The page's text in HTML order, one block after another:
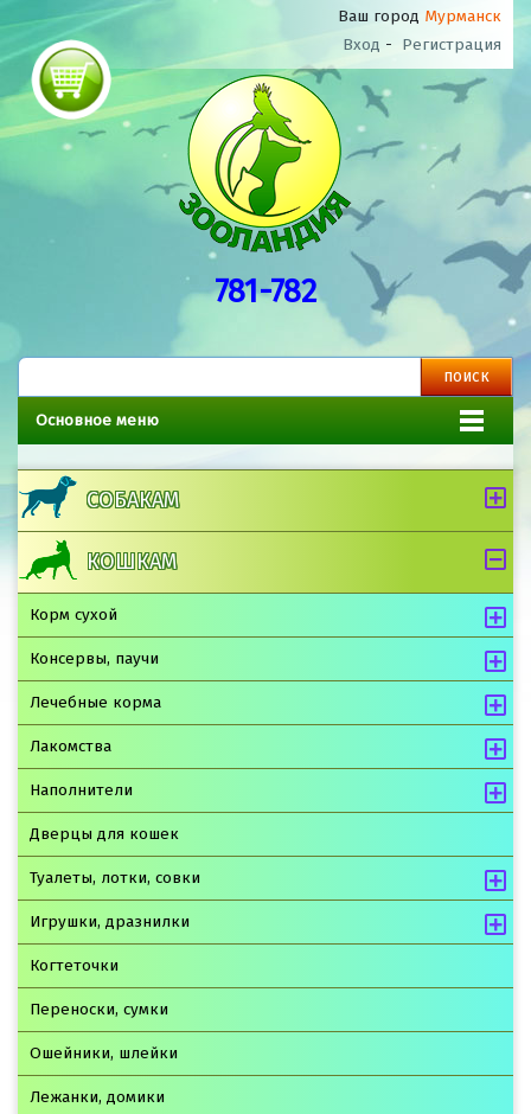
Ваш город Мурманск
Вход - Регистрация
781-782
Основное меню
СОБАКАМ
КОШКАМ
Корм сухой
Консервы, паучи
Лечебные корма
Лакомства
Наполнители
Дверцы для кошек
Туалеты, лотки, совки
Игрушки, дразнилки
Когтеточки
Переноски, сумки
Ошейники, шлейки
Лежанки, домики